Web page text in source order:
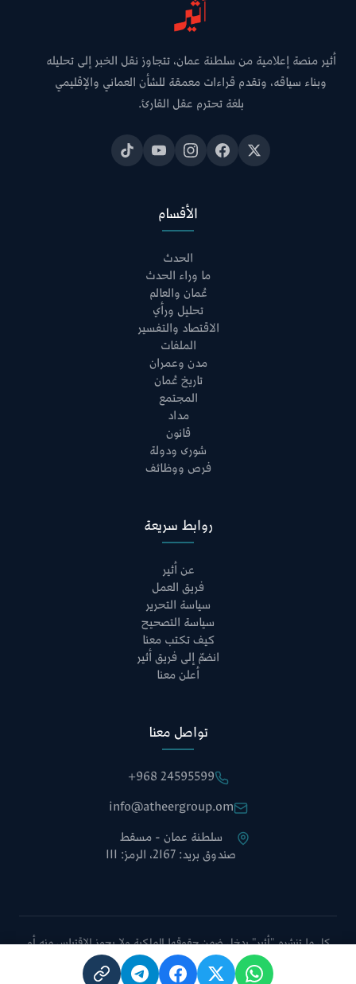
أثير منصة إعلامية من سلطنة عمان، تتجاوز نقل الخبر إلى تحليله
وبناء سياقه، وتقدم قراءات معمقة للشأن العماني والإقليمي
بلغة تحترم عقل القارئ.
الأقسام
الحدث
ما وراء الحدث
عُمان والعالم
تحليل ورأي
الاقتصاد والتفسير
الملفات
مدن وعمران
تاريخ عُمان
المجتمع
مداد
قانون
شورى ودولة
فرص ووظائف
روابط سريعة
عن أثير
فريق العمل
سياسة التحرير
سياسة التصحيح
كيف تكتب معنا
انضمّ إلى فريق أثير
أعلن معنا
تواصل معنا
+968 24595599
info@atheergroup.om
سلطنة عمان - مسقط
صندوق بريد: 2167، الرمز: 111
كل ما تنشره "أثير" يدخل ضمن حقوقها الملكية ولا يجوز الاقتباس منه أو
نقله دون الإشارة إلى الموقع أو أخذ موافقة إدارة التحرير.
سياسة الخصوصية الشروط والأحكامخريطة الموقع